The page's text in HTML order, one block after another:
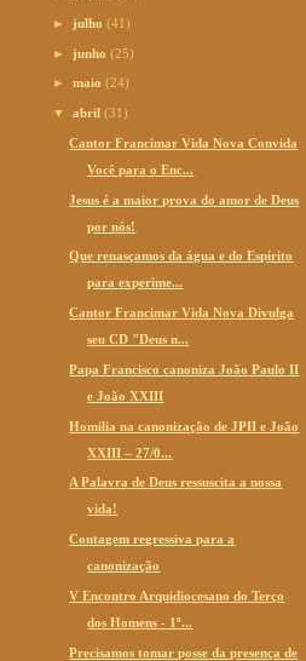
► julho(41)
► junho(25)
►maio(24)
▼abril(31)
Cantor Francimar Vida Nova Convida
Você para o Enc...
Jesus é a maior prova do amor de Deus
por nós!
Que renasçamos da água e do Espírito
para experime...
Cantor Francimar Vida Nova Divulga
seu CD "Deus n...
Papa Francisco canoniza João Paulo II
e João XXIII
Homilia na canonização de JPII e João
XXIII – 27/0...
A Palavra de Deus ressuscita a nossa
vida!
Contagem regressiva para a
canonização
V Encontro Arquidiocesano do Terço
dos Homens - 1º...
Precisamos tomar posse da presença de